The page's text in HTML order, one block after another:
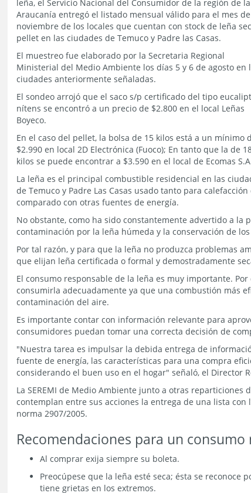
leña, el Servicio Nacional del Consumidor de la región de la
Araucanía entregó el listado mensual válido para el mes de
noviembre de los locales que cuentan con stock de leña
pellet en las ciudades de Temuco y Padre las Casas.
El muestreo fue elaborado por la Secretaria Regional
Ministerial del Medio Ambiente los días 5 y 6 de agosto en
ciudades anteriormente señaladas.
El sondeo arrojó que el saco s/p certificado del tipo
nítens se encontró a un precio de $2.800 en el local Leñas
Boyeco.
En el caso del pellet, la bolsa de 15 kilos está a un mínimo
$2.990 en local 2D Electrónica (Fuoco); En tanto que la de
kilos se puede encontrar a $3.590 en el local de Ecomas
La leña es el principal combustible residencial en las
de Temuco y Padre Las Casas usado tanto para
comparado con otras fuentes de energía.
No obstante, como ha sido constantemente advertido a
contaminación por la leña húmeda y la conservación de
Por tal razón, y para que la leña no produzca problemas
que elijan leña certificada o formal y demostradamente
El consumo responsable de la leña es muy importante.
consumirla adecuadamente ya que una combustión más
contaminación del aire.
Es importante contar con información relevante para
consumidores puedan tomar una correcta decisión de
"Nuestra tarea es impulsar la debida entrega de
fuente de energía, las características para una compra
considerando el buen uso en el hogar" señaló, el Director
La SEREMI de Medio Ambiente junto a otras reparticiones
contemplan entre sus acciones la entrega de una lista
norma 2907/2005.
Recomendaciones para un consumo
Al comprar exija siempre su boleta.
Preocúpese que la leña esté seca; ésta se reconoce
tiene grietas en los extremos.